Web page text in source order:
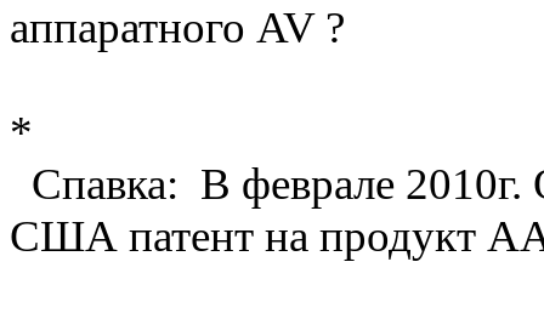
аппаратного AV ?
*
Спавка: В феврале 2010г.
США патент на продукт